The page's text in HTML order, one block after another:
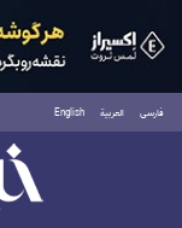
فارسی العربية English